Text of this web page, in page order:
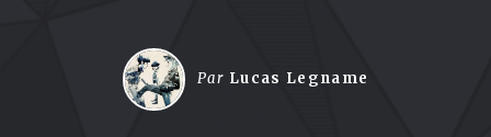
Par Lucas Legname